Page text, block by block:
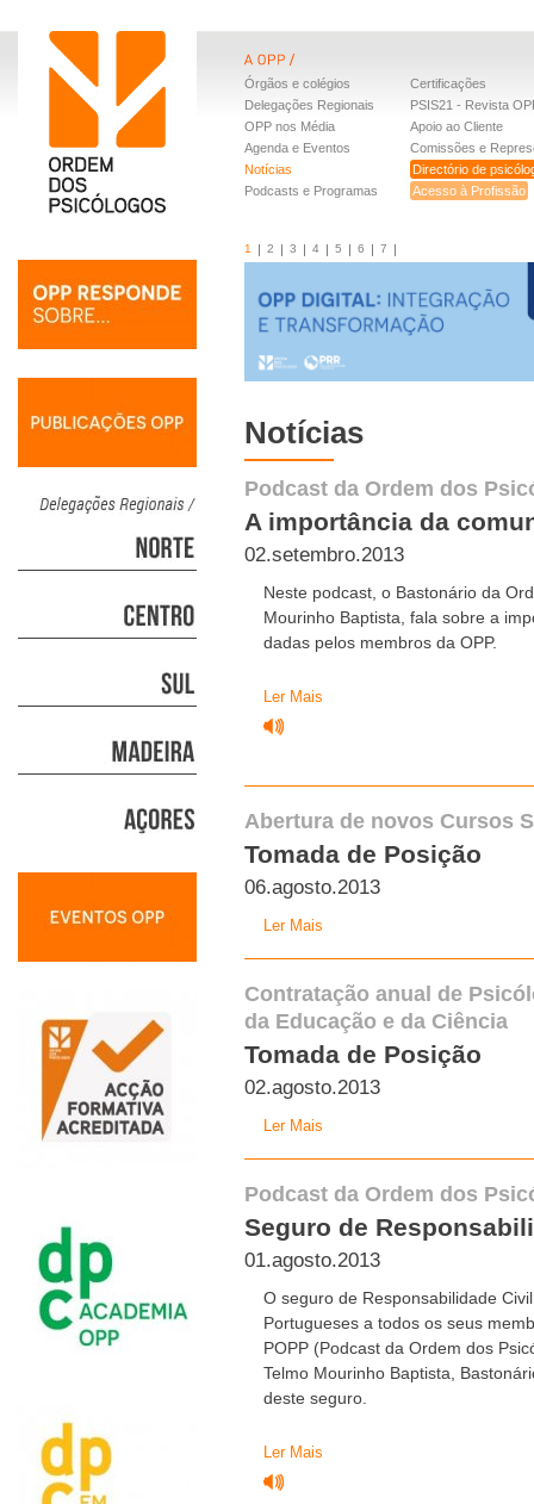
Órgãos e colégios
Delegações Regionais
OPP nos Média
Agenda e Eventos
Notícias
Podcasts e Programas
Certificações
PSIS21 - Revista
Apoio ao Cliente
Comissões e
Directório de
Acesso à Profissão
1 2 3 4 5 6 7
Notícias
Podcast da Ordem dos
A importância da
02.setembro.2013
Neste podcast, o Bastonário da
Mourinho Baptista, fala sobre a
dadas pelos membros da OPP.
Ler Mais
Abertura de novos Cursos
Tomada de Posição
06.agosto.2013
Ler Mais
Contratação anual de
da Educação e da Ciência
Tomada de Posição
02.agosto.2013
Ler Mais
Podcast da Ordem dos
Seguro de
01.agosto.2013
O seguro de Responsabilidade
Portugueses a todos os seus
POPP (Podcast da Ordem dos
Telmo Mourinho Baptista,
deste seguro.
Ler Mais